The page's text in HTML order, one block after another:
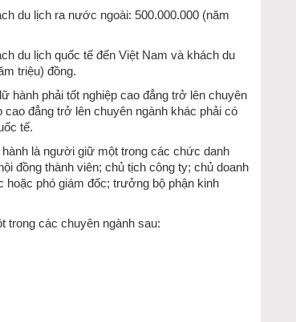
du lịch ra nước ngoài: 500.000.000 (năm
du lịch quốc tế đến Việt Nam và khách du
triệu) đồng.
hành phải tốt nghiệp cao đẳng trở lên chuyên
đẳng trở lên chuyên ngành khác phải có
tế.
là người giữ một trong các chức danh
đồng thành viên; chủ tịch công ty; chủ doanh
hoặc phó giám đốc; trưởng bộ phận kinh
trong các chuyên ngành sau: